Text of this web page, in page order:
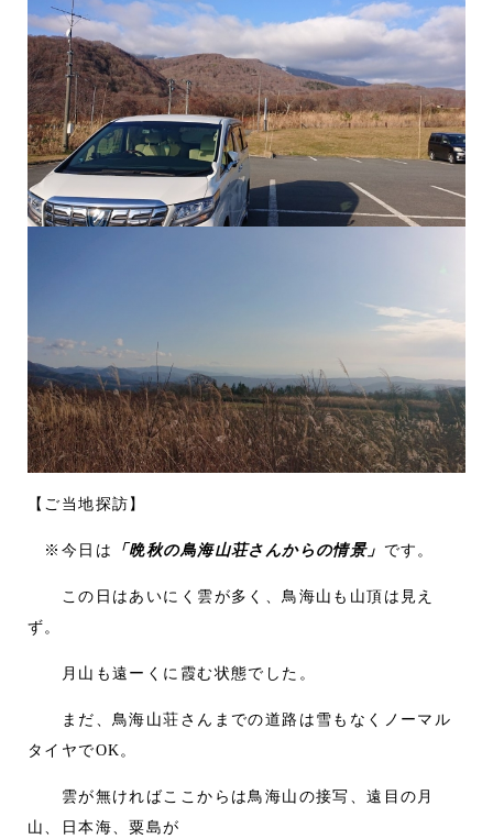
【ご当地探訪】
※今日は 「晩秋の鳥海山荘さんからの情景」 です。
この日はあいにく雲が多く、鳥海山も山頂は見え
ず。
月山も遠ーくに霞む状態でした。
まだ、鳥海山荘さんまでの道路は雪もなくノーマル
タイヤでOK。
雲が無ければここからは鳥海山の接写、遠目の月
山、日本海、粟島が